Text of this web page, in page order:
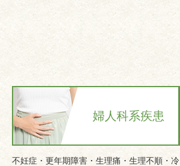
婦人科系疾患
不妊症・更年期障害・生理痛・生理不順・冷